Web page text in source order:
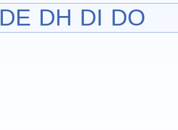
DE DH DI DO